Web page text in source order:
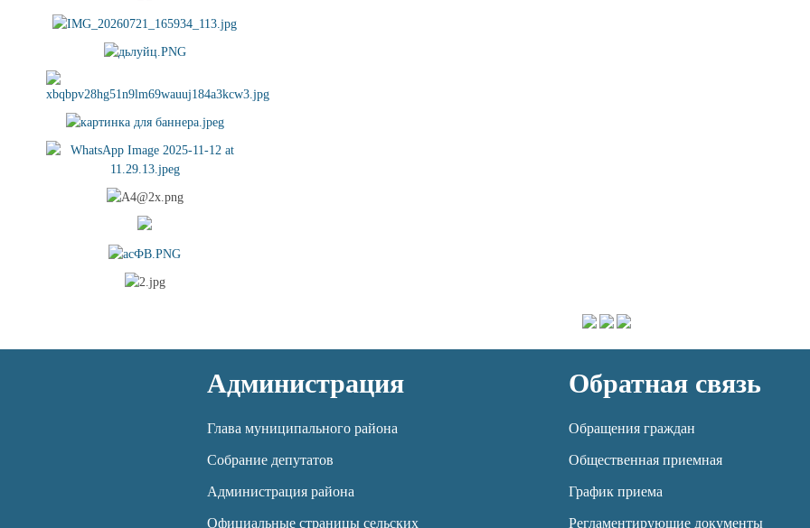
Администрация
Глава муниципального района
Собрание депутатов
Администрация района
Официальные страницы сельских
Обратная связь
Обращения граждан
Общественная приемная
График приема
Регламентирующие документы